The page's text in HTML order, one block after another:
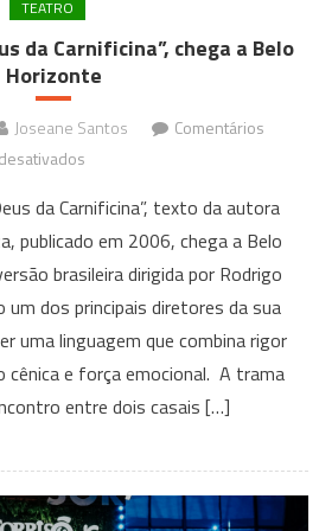
TEATRO
da Carnificina”, chega a Belo
Horizonte
Joseane Santos
Comentários
desativados
espetáculo
“O
Deus
da
Carnificina”,
chega
da Carnificina”, texto da autora
publicado em 2006, chega a Belo
brasileira dirigida por Rodrigo
um dos principais diretores da sua
uma linguagem que combina rigor
cênica e força emocional. A trama
entre dois casais […]